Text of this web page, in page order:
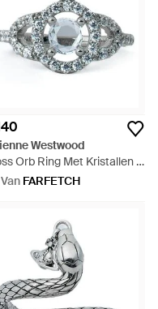
Westwood
Orb Ring Met Kristallen -
Van FARFETCH